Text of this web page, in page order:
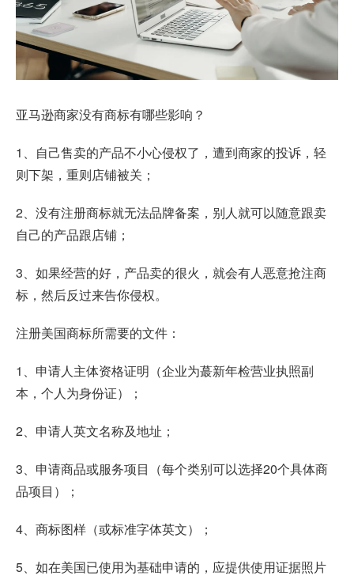
亚马逊商家没有商标有哪些影响？
1、自己售卖的产品不小心侵权了，遭到商家的投诉，轻
则下架，重则店铺被关；
2、没有注册商标就无法品牌备案，别人就可以随意跟卖
自己的产品跟店铺；
3、如果经营的好，产品卖的很火，就会有人恶意抢注商
标，然后反过来告你侵权。
注册美国商标所需要的文件：
1、申请人主体资格证明（企业为蕞新年检营业执照副
本，个人为身份证）；
2、申请人英文名称及地址；
3、申请商品或服务项目（每个类别可以选择20个具体商
品项目）；
4、商标图样（或标准字体英文）；
5、如在美国已使用为基础申请的，应提供使用证据照片